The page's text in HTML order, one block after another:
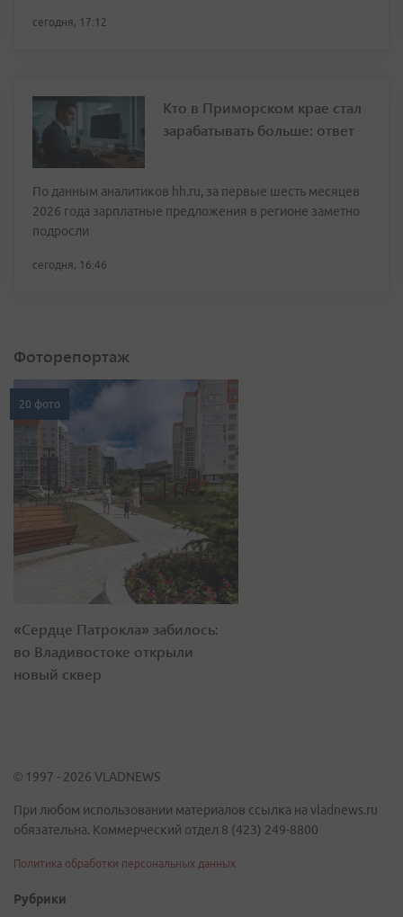
сегодня, 17:12
Кто в Приморском крае стал
зарабатывать больше: ответ
По данным аналитиков hh.ru, за первые шесть месяцев
2026 года зарплатные предложения в регионе заметно
подросли
сегодня, 16:46
Фоторепортаж
20 фото
«Сердце Патрокла» забилось:
во Владивостоке открыли
новый сквер
© 1997 - 2026 VLADNEWS
При любом использовании материалов ссылка на vladnews.ru
обязательна. Коммерческий отдел 8 (423) 249-8800
Политика обработки персональных данных
Рубрики